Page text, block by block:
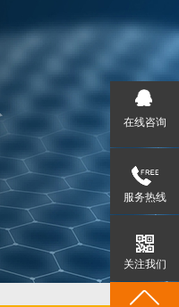
在线咨询
服务热线
关注我们